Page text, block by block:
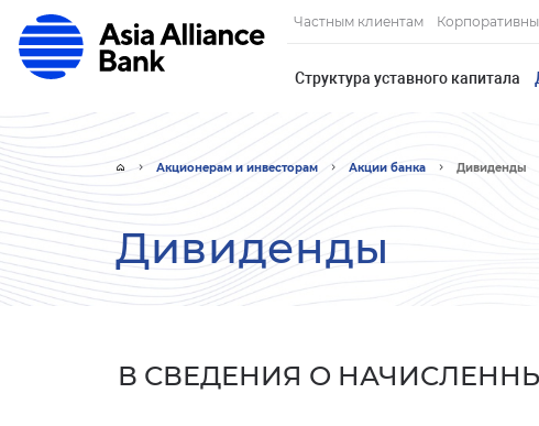
Частным клиентам
Структура уставного капитала
Акционерам и инвесторам Акции банка Дивиденды
Дивиденды
В СВЕДЕНИЯ О